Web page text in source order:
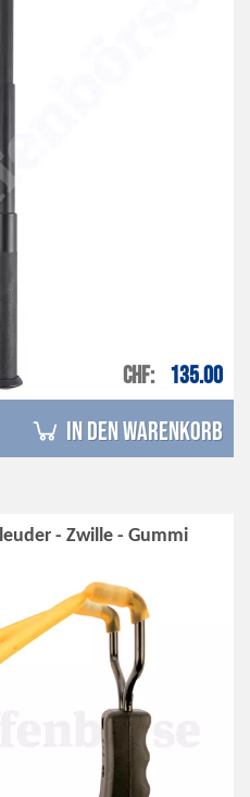
CHF 135.00
in den Warenkorb
- Zwille - Gummi